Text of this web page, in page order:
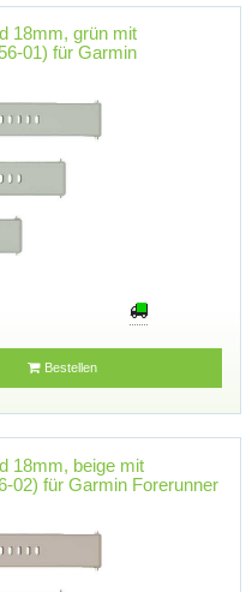
18mm, grün mit
01) für Garmin
Bestellen
18mm, beige mit
02) für Garmin Forerunner